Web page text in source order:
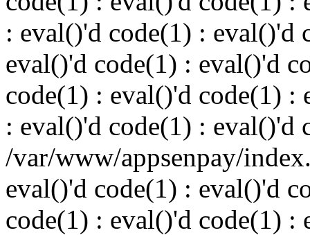
: eval()'d code(1) : eval()'d
eval()'d code(1) : eval()'d
code(1) : eval()'d code(1) :
: eval()'d code(1) : eval()'d
/var/www/appsenpay/
eval()'d code(1) : eval()'d
code(1) : eval()'d code(1) :